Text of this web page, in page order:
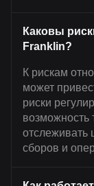
Каковы
Franklin?
К рискам
может
риски
возможность
отслеживать
сборов и